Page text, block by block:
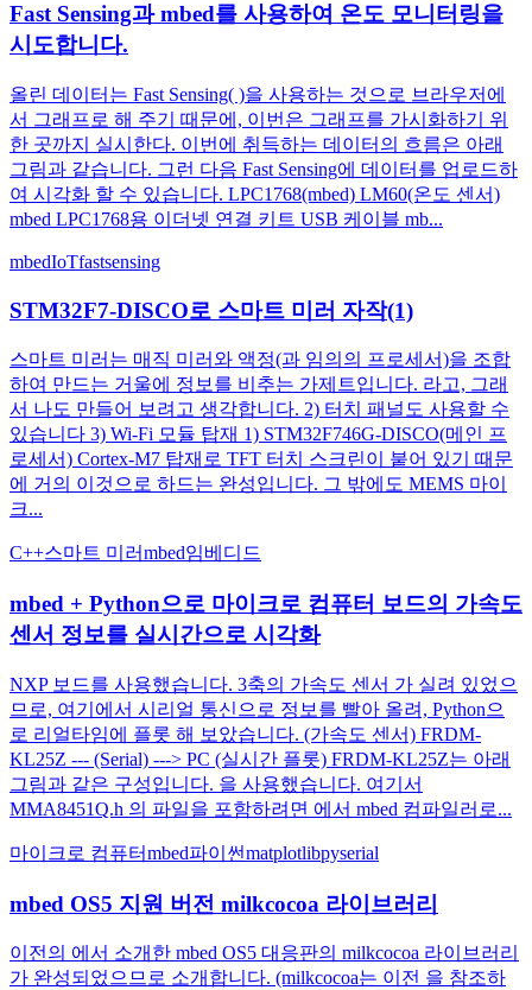
Fast Sensing과 mbed를 사용하여 온도 모니터링을
시도합니다.
올린 데이터는 Fast Sensing( )을 사용하는 것으로 브라우저에
서 그래프로 해 주기 때문에, 이번은 그래프를 가시화하기 위
한 곳까지 실시한다. 이번에 취득하는 데이터의 흐름은 아래
그림과 같습니다. 그런 다음 Fast Sensing에 데이터를 업로드하
여 시각화 할 수 있습니다. LPC1768(mbed) LM60(온도 센서)
mbed LPC1768용 이더넷 연결 키트 USB 케이블 mb...
mbedIoTfastsensing
STM32F7-DISCO로 스마트 미러 자작(1)
스마트 미러는 매직 미러와 액정(과 임의의 프로세서)을 조합
하여 만드는 거울에 정보를 비추는 가제트입니다. 라고, 그래
서 나도 만들어 보려고 생각합니다. 2) 터치 패널도 사용할 수
있습니다 3) Wi-Fi 모듈 탑재 1) STM32F746G-DISCO(메인 프
로세서) Cortex-M7 탑재로 TFT 터치 스크린이 붙어 있기 때문
에 거의 이것으로 하드는 완성입니다. 그 밖에도 MEMS 마이
크...
C++스마트 미러mbed임베디드
mbed + Python으로 마이크로 컴퓨터 보드의 가속도
센서 정보를 실시간으로 시각화
NXP 보드를 사용했습니다. 3축의 가속도 센서 가 실려 있었으
므로, 여기에서 시리얼 통신으로 정보를 빨아 올려, Python으
로 리얼타임에 플롯 해 보았습니다. (가속도 센서) FRDM-
KL25Z --- (Serial) ---> PC (실시간 플롯) FRDM-KL25Z는 아래
그림과 같은 구성입니다. 을 사용했습니다. 여기서
MMA8451Q.h 의 파일을 포함하려면 에서 mbed 컴파일러로...
마이크로 컴퓨터mbed파이썬matplotlibpyserial
mbed OS5 지원 버전 milkcocoa 라이브러리
이전의 에서 소개한 mbed OS5 대응판의 milkcocoa 라이브러리
가 완성되었으므로 소개합니다. (milkcocoa는 이전 을 참조하